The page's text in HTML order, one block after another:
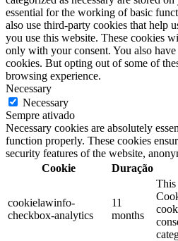
essential for the working of basic
also use third-party cookies that help
you use this website. These cookies
only with your consent. You also
cookies. But opting out of some of
browsing experience.
Necessary
Necessary
Sempre ativado
Necessary cookies are absolutely
function properly. These cookies
security features of the website,
Cookie
Duração
cookielawinfo-
checkbox-analytics
11
months
This